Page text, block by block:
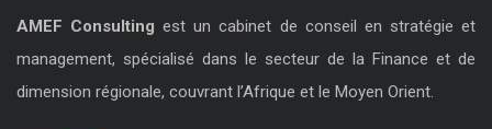
AMEF Consulting est un cabinet de conseil en stratégie et
management, spécialisé dans le secteur de la Finance et de
dimension régionale, couvrant l’Afrique et le Moyen Orient.